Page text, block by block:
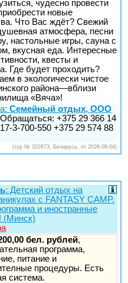
чудесно провести
новые
Что Вас ждёт? Свежий
атмосфера, песни
настольные игры, сауна с
вкусная еда. Интересные
квесты и
Где будет проходить?
в экологически чистое
района—вблизи
«Вяча»!
Семейный отдых, ООО
+375 29 366 14
3-700-550 +375 29 574 88
(тур № 322873, Беларусь, от 2026-08-04)
: Детский отдых на
с FANTASY CAMP.
и иностранные
(Минск)
бел. рублей,
программа,
питание и
процедуры. Есть
система.